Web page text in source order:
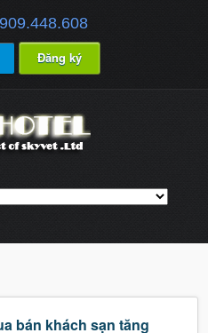
Đăng ký
bán khách sạn tăng